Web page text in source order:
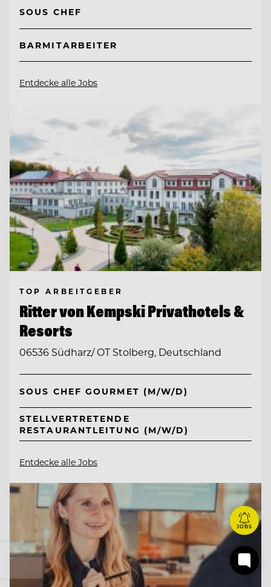
SOUS CHEF
BARMITARBEITER
Entdecke alle Jobs
TOP ARBEITGEBER
Ritter von Kempski Privathotels &
Resorts
06536 Südharz/ OT Stolberg, Deutschland
SOUS CHEF GOURMET (M/W/D)
STELLVERTRETENDE
RESTAURANTLEITUNG (M/W/D)
Entdecke alle Jobs
JOBS